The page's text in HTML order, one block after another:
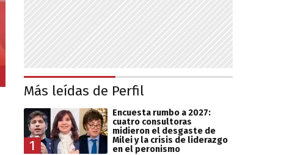
Más leídas de Perfil
1
Encuesta rumbo a 2027:
cuatro consultoras
midieron el desgaste de
Milei y la crisis de liderazgo
en el peronismo